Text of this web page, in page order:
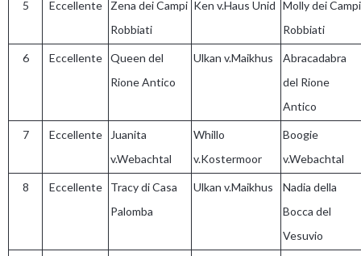
5 Eccellente
Zena dei Campi
Robbiati
Ken v.Haus Unid Molly dei Campi
Robbiati
6 Eccellente
Queen del
Rione Antico
Ulkan v.Maikhus
Abracadabra
del Rione
Antico
7 Eccellente
Juanita
v.Webachtal
Whillo
v.Kostermoor
Boogie
v.Webachtal
8 Eccellente
Tracy di Casa
Palomba
Ulkan v.Maikhus
Nadia della
Bocca del
Vesuvio